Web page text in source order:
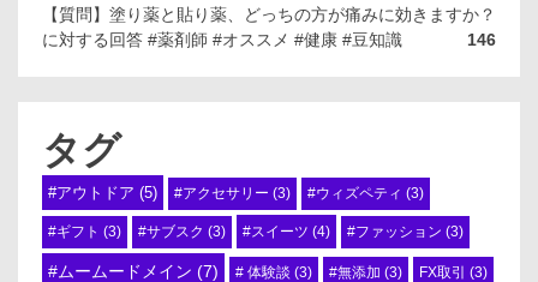
【質問】塗り薬と貼り薬、どっちの方が痛みに効きますか？
に対する回答 #薬剤師 #オススメ #健康 #豆知識
146
タグ
#アウトドア (5) #アクセサリー (3) #ウィズペティ (3)
#ギフト (3) #サブスク (3) #スイーツ (4) #ファッション (3)
#ムームードメイン (7) # 体験談 (3) #無添加 (3) FX取引 (3)